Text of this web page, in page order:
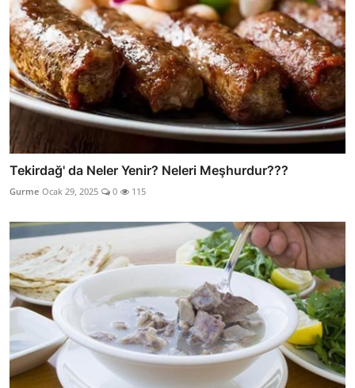
Tekirdağ' da Neler Yenir? Neleri Meşhurdur???
Gurme Ocak 29, 2025 0 115